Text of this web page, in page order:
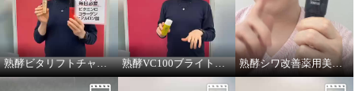
熟酵ビタリフトチャージミスト 熟酵VC100ブライトアップUV 熟酵シワ改善薬用美白BBファンデーション